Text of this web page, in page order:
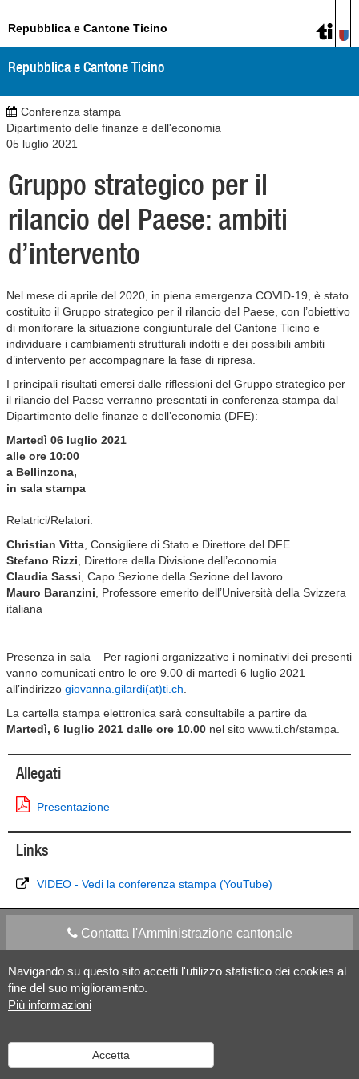
Navigando su questo sito accetti l'utilizzo statistico dei cookies al
fine del suo miglioramento.
Più informazioni
Accetta
Repubblica e Cantone Ticino
Repubblica e Cantone Ticino
Conferenza stampa
Dipartimento delle finanze e dell'economia
05 luglio 2021
Gruppo strategico per il
rilancio del Paese: ambiti
d’intervento
Nel mese di aprile del 2020, in piena emergenza COVID-19, è stato
costituito il Gruppo strategico per il rilancio del Paese, con l’obiettivo
di monitorare la situazione congiunturale del Cantone Ticino e
individuare i cambiamenti strutturali indotti e dei possibili ambiti
d’intervento per accompagnare la fase di ripresa.
I principali risultati emersi dalle riflessioni del Gruppo strategico per
il rilancio del Paese verranno presentati in conferenza stampa dal
Dipartimento delle finanze e dell’economia (DFE):
Martedì 06 luglio 2021
alle ore 10:00
a Bellinzona,
in sala stampa
Relatrici/Relatori:
Christian Vitta , Consigliere di Stato e Direttore del DFE
Stefano Rizzi , Direttore della Divisione dell’economia
Claudia Sassi , Capo Sezione della Sezione del lavoro
Mauro Baranzini , Professore emerito dell’Università della Svizzera
italiana
Presenza in sala – Per ragioni organizzative i nominativi dei presenti
vanno comunicati entro le ore 9.00 di martedì 6 luglio 2021
all’indirizzo giovanna.gilardi(at)ti.ch
La cartella stampa elettronica sarà consultabile a partire da
Martedì, 6 luglio 2021 dalle ore 10.00 nel sito www.ti.ch/stampa.
Allegati
Presentazione
Links
VIDEO - Vedi la conferenza stampa (YouTube)
Contatta l'Amministrazione cantonale
Apps Mobile Social media
Versione desktop Informazioni legali